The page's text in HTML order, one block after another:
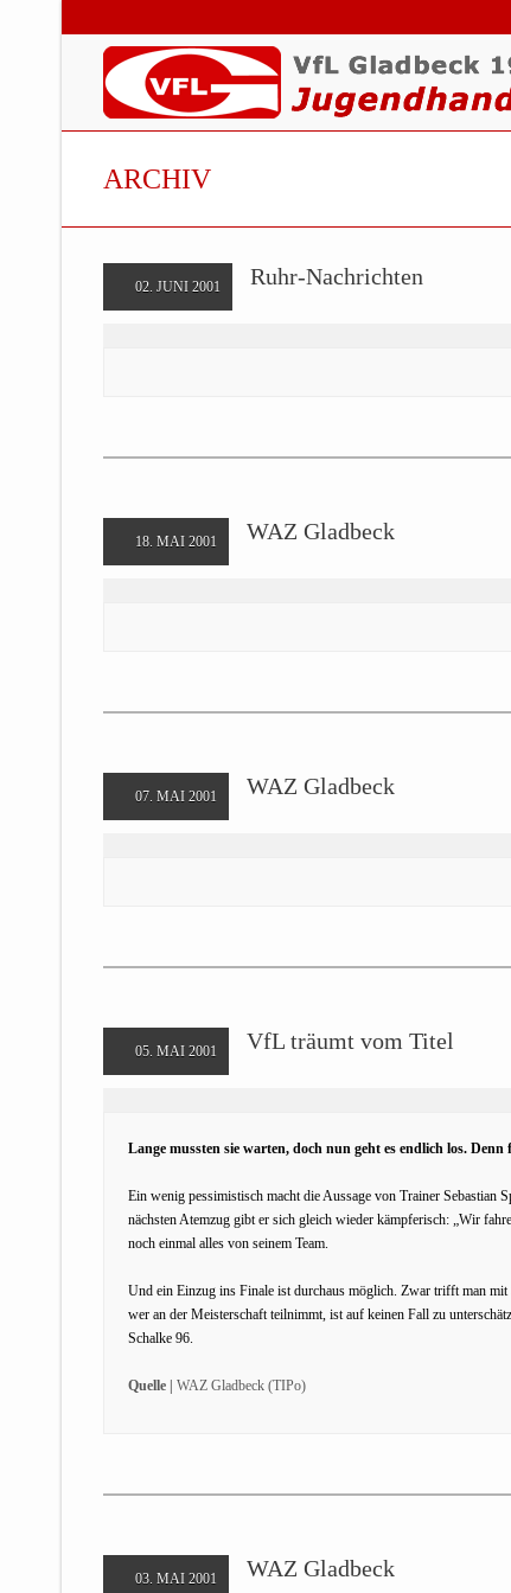
ARCHIV
02. JUNI 2001 Ruhr-Nachrichten
18. MAI 2001 WAZ Gladbeck
07. MAI 2001 WAZ Gladbeck
05. MAI 2001 VfL träumt vom Titel
Lange mussten sie warten, doch nun geht es endlich los.
Ein wenig pessimistisch macht die Aussage von Trainer Sebastian
nächsten Atemzug gibt er sich gleich wieder kämpferisch: „Wir
noch einmal alles von seinem Team.
Und ein Einzug ins Finale ist durchaus möglich. Zwar trifft man
wer an der Meisterschaft teilnimmt, ist auf keinen Fall zu
Schalke 96.
Quelle | WAZ Gladbeck (TIPo)
03. MAI 2001 WAZ Gladbeck